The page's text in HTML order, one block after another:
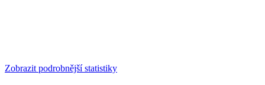
Zobrazit podrobnější statistiky